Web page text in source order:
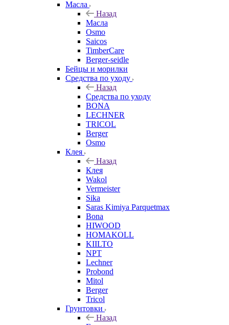
Масла
Назад
Масла
Osmo
Saicos
TimberCare
Berger-seidle
Бейцы и морилки
Средства по уходу
Назад
Средства по уходу
BONA
LECHNER
TRICOL
Berger
Osmo
Клея
Назад
Клея
Wakol
Vermeister
Sika
Saras Kimiya Parquetmax
Bona
HIWOOD
HOMAKOLL
KIILTO
NPT
Lechner
Probond
Mitol
Berger
Tricol
Грунтовки
Назад